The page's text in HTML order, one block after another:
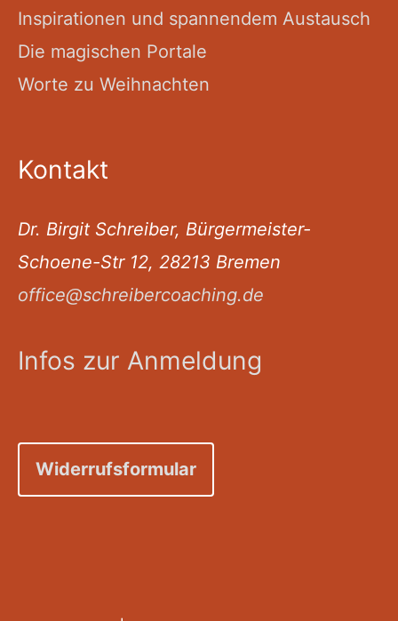
Inspirationen und spannendem Austausch
Die magischen Portale
Worte zu Weihnachten
Kontakt
Dr. Birgit Schreiber, Bürgermeister-
Schoene-Str 12, 28213 Bremen
office@schreibercoaching.de
Infos zur Anmeldung
Widerrufsformular